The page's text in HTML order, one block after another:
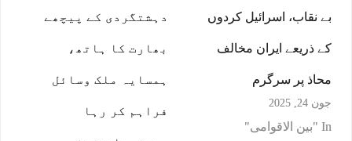
دہشتگردی کے پیچھے
بھارت کا ہاتھ،
ہمسایہ ملک وسائل
فراہم کر رہا
بے نقاب، اسرائیل کردوں
کے ذریعے ایران مخالف
محاذ پر سرگرم
جون 24, 2025
In "بین الاقوامی"